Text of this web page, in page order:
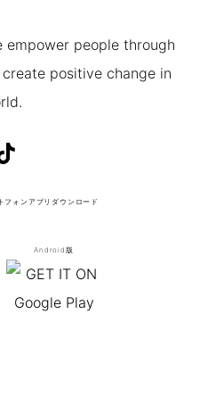
empower people through
positive change in
フォンアプリ ダウンロード
Android版